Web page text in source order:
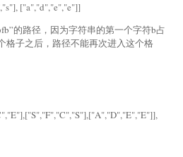
["a","d","e","e"]]
的路径，因为字符串的第一个字符b占
格子之后，路径不能再次进入这个格